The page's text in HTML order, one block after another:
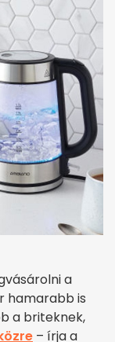
a
hamarabb is
a briteknek,
– írja a